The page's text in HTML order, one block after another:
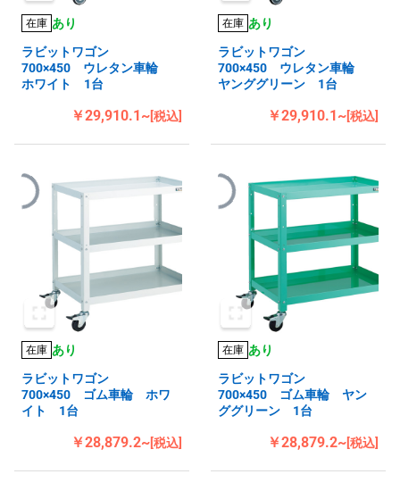
在庫 あり
ラビットワゴン
700×450 ウレタン車輪
ホワイト 1台
￥29,910.1~[税込]
在庫 あり
ラビットワゴン
700×450 ウレタン車輪
ヤンググリーン 1台
￥29,910.1~[税込]
在庫 あり
ラビットワゴン
700×450 ゴム車輪 ホワ
イト 1台
￥28,879.2~[税込]
在庫 あり
ラビットワゴン
700×450 ゴム車輪 ヤン
ググリーン 1台
￥28,879.2~[税込]